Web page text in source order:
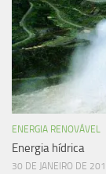
ENERGIA RENOVÁVEL
Energia hídrica
30 DE JANEIRO DE